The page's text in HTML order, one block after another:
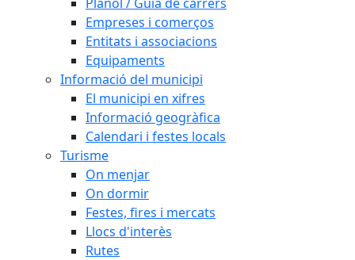
Empreses i comerços
Entitats i associacions
Equipaments
Informació del municipi
El municipi en xifres
Informació geogràfica
Calendari i festes locals
Turisme
On menjar
On dormir
Festes, fires i mercats
Llocs d'interès
Rutes